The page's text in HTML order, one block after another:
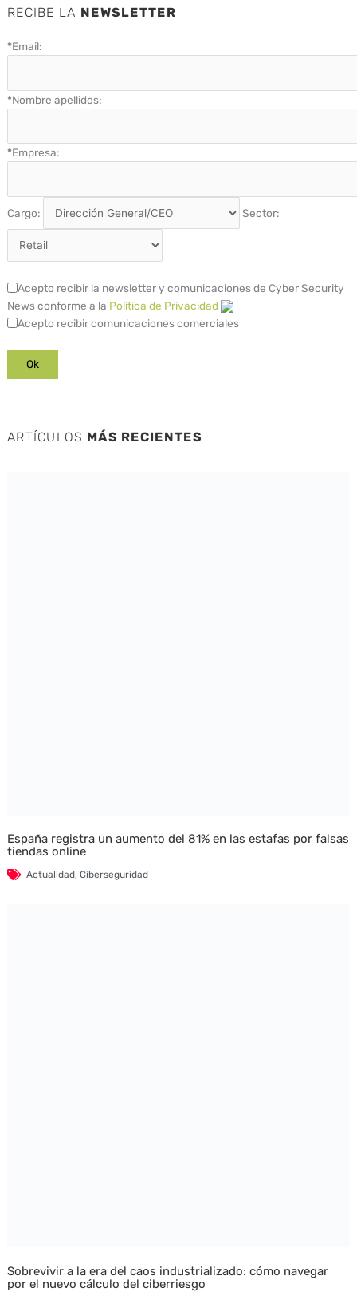
RECIBE LA NEWSLETTER
*Email:
*Nombre apellidos:
*Empresa:
Cargo: Sector:
Acepto recibir la newsletter y comunicaciones de Cyber Security
News conforme a la Política de Privacidad
Acepto recibir comunicaciones comerciales
ARTÍCULOS MÁS RECIENTES
España registra un aumento del 81% en las estafas por falsas
tiendas online
Actualidad, Ciberseguridad
Sobrevivir a la era del caos industrializado: cómo navegar
por el nuevo cálculo del ciberriesgo